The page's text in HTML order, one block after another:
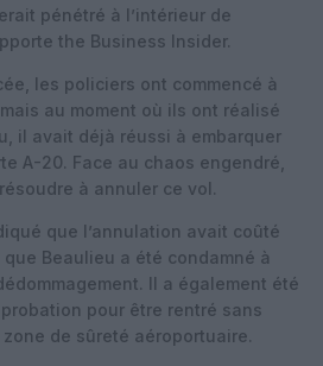
pénétré à l’intérieur de
the Business Insider.
les policiers ont commencé à
au moment où ils ont réalisé
il avait déjà réussi à embarquer
A-20. Face au chaos engendré,
à annuler ce vol.
que l’annulation avait coûté
que Beaulieu a été condamné à
Il a également été
pour être rentré sans
de sûreté aéroportuaire.